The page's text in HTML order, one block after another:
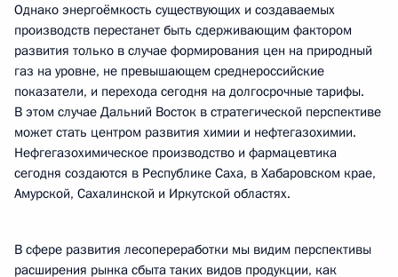
Однако энергоёмкость существующих и создаваемых
производств перестанет быть сдерживающим фактором
развития только в случае формирования цен на природный
газ на уровне, не превышающем среднероссийские
показатели, и перехода сегодня на долгосрочные тарифы.
В этом случае Дальний Восток в стратегической перспективе
может стать центром развития химии и нефтегазохимии.
Нефгегазохимическое производство и фармацевтика
сегодня создаются в Республике Саха, в Хабаровском крае,
Амурской, Сахалинской и Иркутской областях.
В сфере развития лесопереработки мы видим перспективы
расширения рынка сбыта таких видов продукции, как